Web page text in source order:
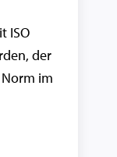
ISO
der
im